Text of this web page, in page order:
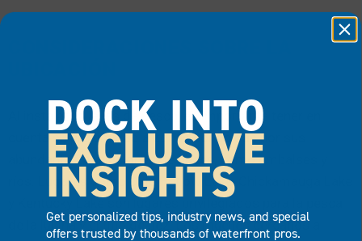
Al instalar muelles de pesca, es importante tener en
cuenta su proximidad a zonas conocidas por sus
abundantes poblaciones de peces, como embalses y
ríos. Lugares como Dale Hollow Lake, Chickamauga Lake
de la lubina y el tipo de pez. Los muelles cercanos a
DOCK INTO
EXCLUSIVE
INSIGHTS
Get personalized tips, industry news, and special
offers trusted by thousands of waterfront pros.